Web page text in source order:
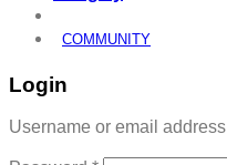
COMMUNITY
Login
Username or email address